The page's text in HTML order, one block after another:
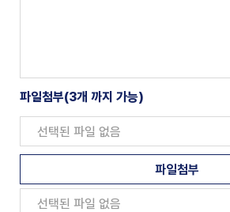
파일첨부(3개 까지 가능)
선택된 파일 없음
파일첨부
선택된 파일 없음